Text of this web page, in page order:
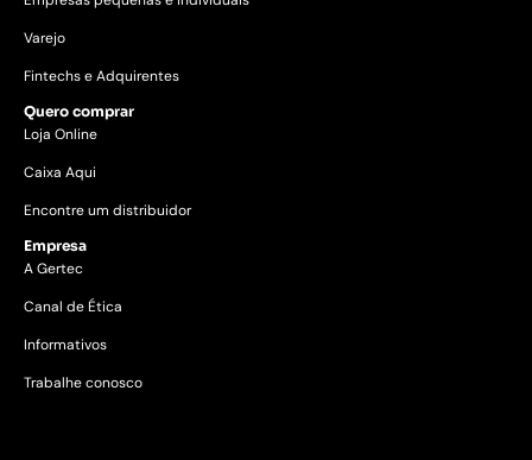
Varejo
Fintechs e Adquirentes
Quero comprar
Loja Online
Caixa Aqui
Encontre um distribuidor
Empresa
A Gertec
Canal de Ética
Informativos
Trabalhe conosco